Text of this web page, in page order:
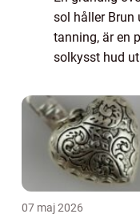
sol håller Brun
tanning, är en
solkysst hud
egentligen en
07 maj 2026